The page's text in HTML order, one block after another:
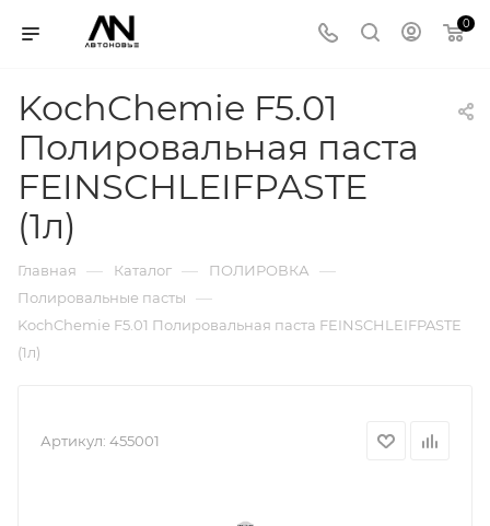
0
KochChemie F5.01
Полировальная паста
FEINSCHLEIFPASTE
(1л)
Главная — Каталог — ПОЛИРОВКА —
Полировальные пасты —
KochChemie F5.01 Полировальная паста FEINSCHLEIFPASTE
(1л)
Артикул: 455001